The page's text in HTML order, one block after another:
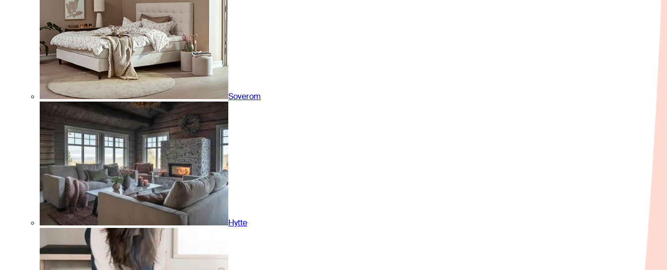
Soverom
Hytte